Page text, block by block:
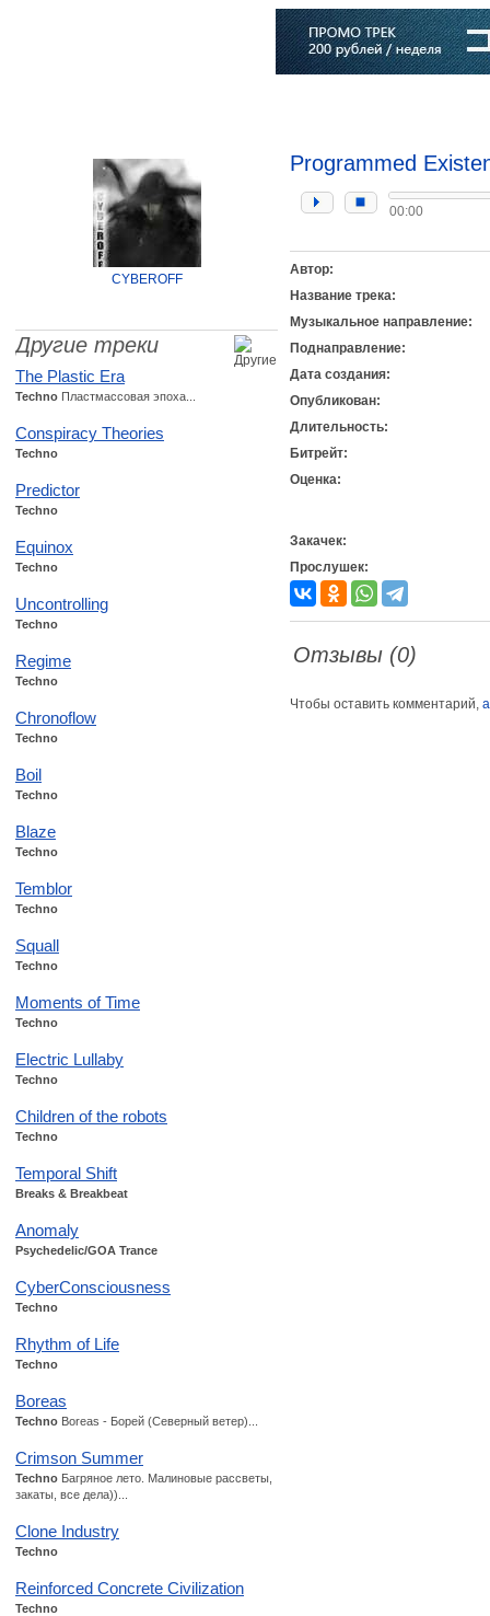
CYBEROFF
Другие треки
The Plastic Era
Techno Пластмассовая эпоха...
Conspiracy Theories
Techno
Predictor
Techno
Equinox
Techno
Uncontrolling
Techno
Regime
Techno
Chronoflow
Techno
Boil
Techno
Blaze
Techno
Temblor
Techno
Squall
Techno
Moments of Time
Techno
Electric Lullaby
Techno
Children of the robots
Techno
Temporal Shift
Breaks & Breakbeat
Anomaly
Psychedelic/GOA Trance
CyberConsciousness
Techno
Rhythm of Life
Techno
Boreas
Techno Boreas - Борей (Северный ветер)...
Crimson Summer
Techno Багряное лето. Малиновые рассветы,
закаты, все дела))...
Clone Industry
Techno
Reinforced Concrete Civilization
Techno
Programmed
00:00
Автор:
Название трека:
Музыкальное направление:
Поднаправление:
Дата создания:
Опубликован:
Длительность:
Битрейт:
Оценка:
Закачек:
Прослушек:
Отзывы (0)
Чтобы оставить комментарий,